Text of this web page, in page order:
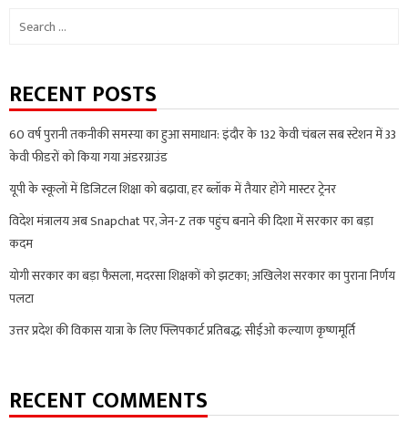
Search
RECENT POSTS
60 वर्ष पुरानी तकनीकी समस्या का हुआ समाधान: इंदौर के 132 केवी चंबल सब स्टेशन में 33
केवी फीडरों को किया गया अंडरग्राउंड
यूपी के स्कूलों में डिजिटल शिक्षा को बढ़ावा, हर ब्लॉक में तैयार होंगे मास्टर ट्रेनर
विदेश मंत्रालय अब Snapchat पर, जेन-Z तक पहुंच बनाने की दिशा में सरकार का बड़ा
कदम
योगी सरकार का बड़ा फैसला, मदरसा शिक्षकों को झटका; अखिलेश सरकार का पुराना निर्णय
पलटा
उत्तर प्रदेश की विकास यात्रा के लिए फ्लिपकार्ट प्रतिबद्ध: सीईओ कल्याण कृष्णमूर्ति
RECENT COMMENTS